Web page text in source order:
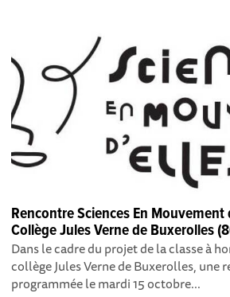
Rencontre Sciences En Mouvement
Collège Jules Verne de Buxerolles
Dans le cadre du projet de la classe à
collège Jules Verne de Buxerolles, une
programmée le mardi 15 octobre...